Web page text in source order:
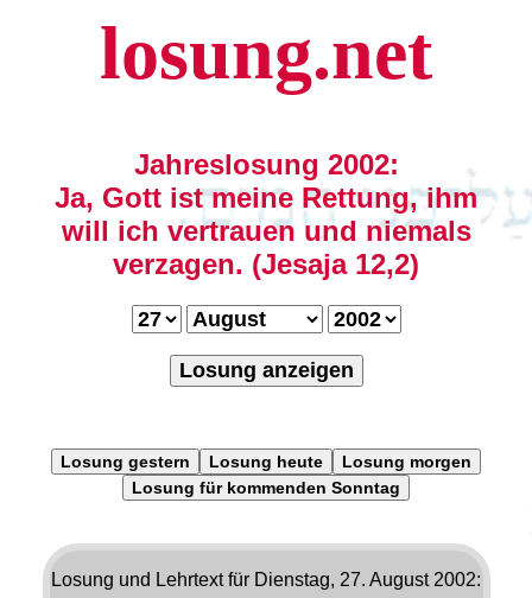
losung.net
Jahreslosung 2002:
Ja, Gott ist meine Rettung, ihm
will ich vertrauen und niemals
verzagen. (Jesaja 12,2)
Losung anzeigen
Losung gestern Losung heute
Losung morgen
Losung für kommenden Sonntag
Losung und Lehrtext für Dienstag, 27. August 2002: